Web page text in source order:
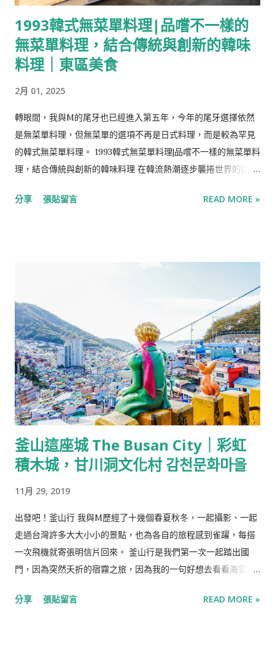
傅在鐵板前準備，以微煎的鮑魚佐上酸香的青檸搭配綿密細緻的
松露蒸蛋。 因為是前菜，份量較為精緻，感覺尚未品嚐到特色便
吃完了。 熱前菜-茴香奶油鮮蝦&松露蒸蛋 秋冬新菜單中的熱前
菜，以香煎的蝦代替鮑魚，鮮蝦飽滿彈牙，但同樣是分量精緻。
主廚湯品-法式牛肝菌牛肉清湯 以牛肉、牛肝菌與蔬菜燉煮的清
湯，湯品味道清甜、牛肉軟嫩，牛肝菌薄餅混著清湯，吃起來像
的湯品，以蔬菜與番茄為基底熬煮湯底，加入杏鮑菇與雞肉作為
燻鮭魚乳酪沙拉 以煙燻鮭魚與莓果乳酪堆疊成蛋糕一般的視...
1993韓式無菜單料理|品嚐不一樣的
無菜單料理，結合傳統與創新的韓味
料理｜東區美食
2月 01, 2025
轉眼間，我與M的尾牙也已經進入第五年，今年的尾牙選擇依然
是無菜單料理，但無菜單的選項不再是日式料理，而是較為罕見
的韓式無菜單料理。 1993韓式無菜單料理|品嚐不一樣的無菜單料
理，結合傳統與創新的韓味料理 在韓流熱潮逐步襲捲世界的這十
潮，韓國美食隨著韓星與韓劇的文化輸出同樣遍地開花，韓式烤
位，由兩位1993年出生的韓籍主廚打理，將韓國傳統料理結合創
意與Fine dining的精緻擺盤，每季打造出一個Set的韓國特色菜
品，在以日本料理與鐵板燒為主的Omakase中作出別具一格的特
色。 選擇1993韓式無菜單料理作為尾牙一部分的原因是因為店
名，同樣出生在1993年的我們在韓國跟兩位主廚是不用講敬語的
「親辜」關係，因此「1993」這個店名在一瞬間吸引我的注意，
不假思索便轉發給M確認作為尾牙的餐廳。 【Info】 1993韓式無
菜單料理 地址：台北市大安區敦化南路1段160巷9號之4 營業時
間：周二-周日17:30-21:45(共兩個餐期17：30、19:45) 電話：
0958-803-087 線上訂位： Inline 推薦：喜歡韓式風味又追求創
新的人可以一試，若是很怕辣的話就可能需要再評估 濟州島沙拉
蔔一同包進生菜捲中，風味甜鹹。 海膽生牛肉塔塔 「Yukhoe」
是拌以韓式傳統醬料的生拌牛肉，類似的生肉料理為蒙古軍遠征
時傳入歐洲，在20世紀作為「韃靼料理」傳回韓國，在以牛肉聞
名的全州被改良成韓國風味的生拌牛肉，味道甜鹹的韓式醬料搭
配鮮美的生牛肉、海膽與魚子醬，牛肉的彈性與烤海苔的脆口並
是酸甜的石榴醋。 海帶湯 名作韓國人生日都會吃「海帶湯」，實
分享 張貼留言 READ MORE »
釜山這座城 The Busan City｜彩虹
積木城，甘川洞文化村 감천문화마을
11月 29, 2019
出發吧！釜山行 我與M歷經了十幾個春夏秋冬，一起攝影、一起
走過台灣許多大大小小的景點，也為各自的旅程感到雀躍，每搭
一次飛機就寄張明信片回來。 釜山行是我們第一次一起踏出國
門，因為突然夭折的宿霧之旅，因為我的一句好想去看看海雲
後就出發。 在清晨的六點到達釜山，才下飛機就被長長的人龍擋
分享 張貼留言 READ MORE »